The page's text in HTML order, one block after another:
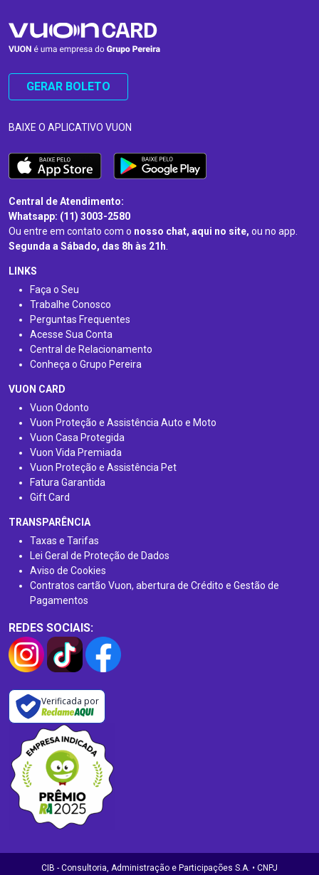
GERAR BOLETO
BAIXE O APLICATIVO VUON
Central de Atendimento:
Whatsapp: (11) 3003-2580
Ou entre em contato com o nosso chat, aqui no site, ou no app.
Segunda a Sábado, das 8h às 21h.
LINKS
Faça o Seu
Trabalhe Conosco
Perguntas Frequentes
Acesse Sua Conta
Central de Relacionamento
Conheça o Grupo Pereira
VUON CARD
Vuon Odonto
Vuon Proteção e Assistência Auto e Moto
Vuon Casa Protegida
Vuon Vida Premiada
Vuon Proteção e Assistência Pet
Fatura Garantida
Gift Card
TRANSPARÊNCIA
Taxas e Tarifas
Lei Geral de Proteção de Dados
Aviso de Cookies
Contratos cartão Vuon, abertura de Crédito e Gestão de
Pagamentos
REDES SOCIAIS:
Verificada por
CIB - Consultoria, Administração e Participações S.A. • CNPJ